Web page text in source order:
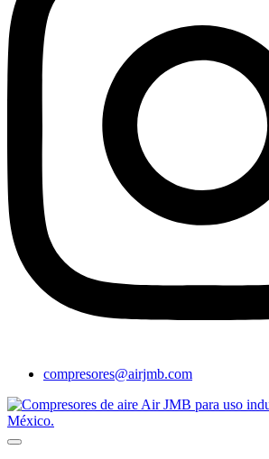
compresores@airjmb.com